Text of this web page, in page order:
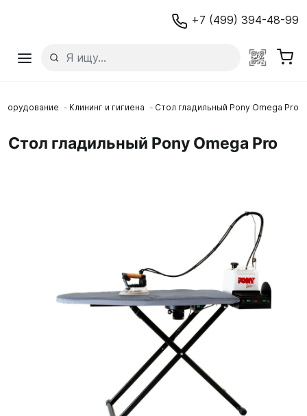
+7 (499) 394-48-99
Клининг и гигиена Стол гладильный Pony Omega Pro
Стол гладильный Pony Omega Pro